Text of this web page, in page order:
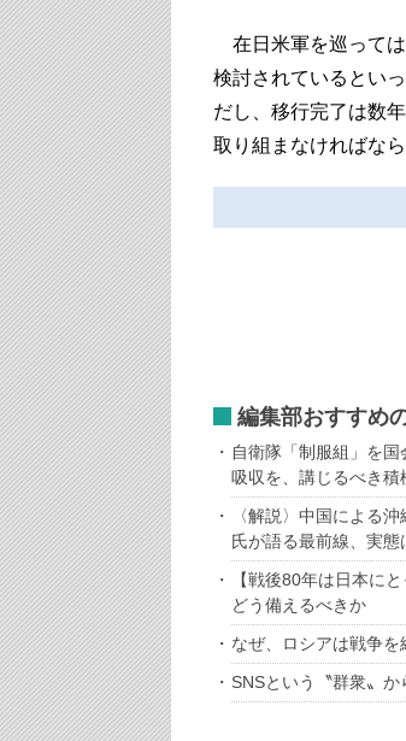
在日米軍を巡って
検討されているとい
だし、移行完了は数
取り組まなければな
編集部おすすめ
自衛隊「制服組」を
吸収を、講じるべき積
〈解説〉中国による
氏が語る最前線、実態
【戦後80年は日本に
どう備えるべきか
なぜ、ロシアは戦争
SNSという〝群衆〟